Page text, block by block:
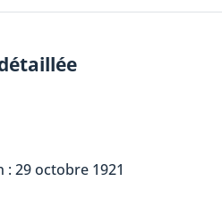
: 29 octobre 1921